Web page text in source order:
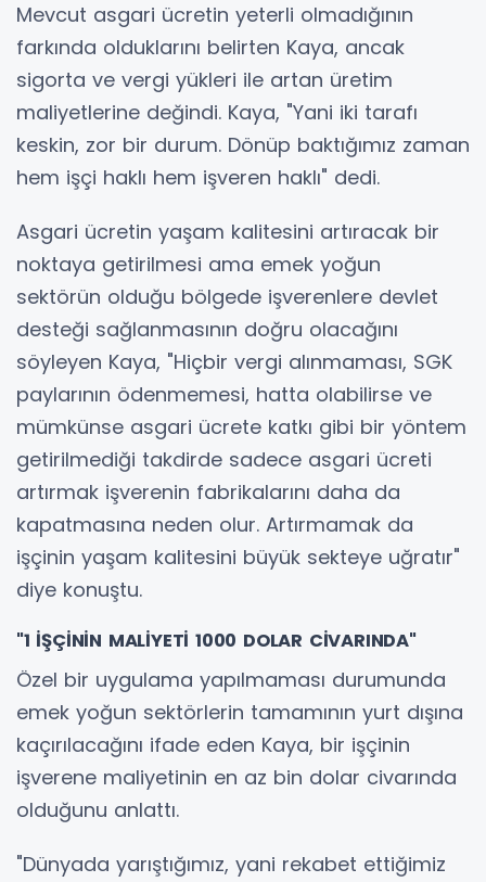
Mevcut asgari ücretin yeterli olmadığının
farkında olduklarını belirten Kaya, ancak
sigorta ve vergi yükleri ile artan üretim
maliyetlerine değindi. Kaya, "Yani iki tarafı
keskin, zor bir durum. Dönüp baktığımız zaman
hem işçi haklı hem işveren haklı" dedi.
Asgari ücretin yaşam kalitesini artıracak bir
noktaya getirilmesi ama emek yoğun
sektörün olduğu bölgede işverenlere devlet
desteği sağlanmasının doğru olacağını
söyleyen Kaya, "Hiçbir vergi alınmaması, SGK
paylarının ödenmemesi, hatta olabilirse ve
mümkünse asgari ücrete katkı gibi bir yöntem
getirilmediği takdirde sadece asgari ücreti
artırmak işverenin fabrikalarını daha da
kapatmasına neden olur. Artırmamak da
işçinin yaşam kalitesini büyük sekteye uğratır"
diye konuştu.
"1 İŞÇİNİN MALİYETİ 1000 DOLAR CİVARINDA"
Özel bir uygulama yapılmaması durumunda
emek yoğun sektörlerin tamamının yurt dışına
kaçırılacağını ifade eden Kaya, bir işçinin
işverene maliyetinin en az bin dolar civarında
olduğunu anlattı.
"Dünyada yarıştığımız, yani rekabet ettiğimiz